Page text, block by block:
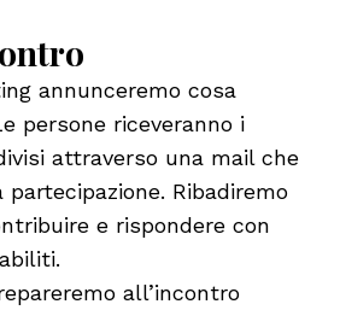
annunceremo cosa
persone riceveranno i
attraverso una mail che
Ribadiremo
e rispondere con
all’incontro